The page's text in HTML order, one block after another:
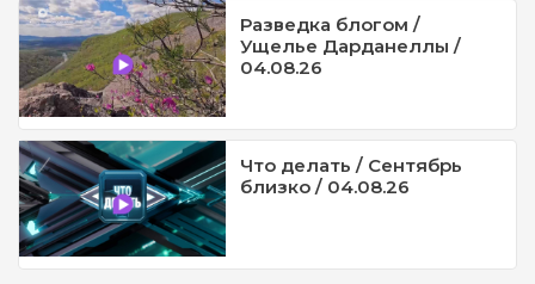
Разведка блогом /
Ущелье Дарданеллы /
04.08.26
Что делать / Сентябрь
близко / 04.08.26